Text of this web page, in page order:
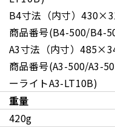
B4寸法（内寸）
商品番号(B4-500/B4-
A3寸法（内寸）
商品番号(A3-500/A3-
ーライトA3-LT10B)
重量
420g